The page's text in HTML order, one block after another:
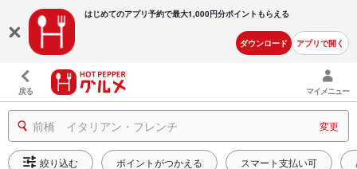
はじめてのアプリ予約で最大1,000円分ポイントもらえる
ダウンロード アプリで開く
戻る マイメニュー
前橋 イタリアン・フレンチ 変更
絞り込む ポイントがつかえる スマート支払い可